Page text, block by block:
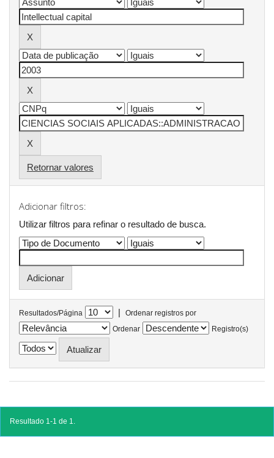
Retornar valores
Adicionar filtros:
Utilizar filtros para refinar o resultado de busca.
Resultados/Página |
Ordenar registros por
Ordenar
Registro(s)
Resultado 1-1 de 1.